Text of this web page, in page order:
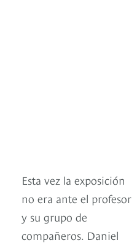
Esta vez la exposición
no era ante el profesor
y su grupo de
compañeros. Daniel